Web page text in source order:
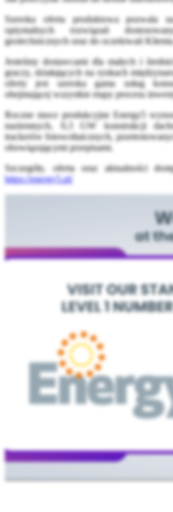
Szeroka oferta produktowa pozwala
optymalnych rozwiązań
geotechnicznych oraz do oczekiwań
Jesteśmy dostawcami dla małych i
graczy, działających na rynkach
oferty jest szeroka gama usług
obejmującej wszystkie etapy procesu
Roczne moce produkcyjne Energy5
naziemnych, 0,3 GW konstrukcji
trackerów fotowoltaicznych,
obowiązującymi przepisami.
Szczegóły, oferta oraz aktualności
https://energy5.pl/